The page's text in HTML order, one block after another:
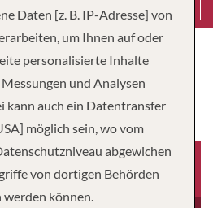
Besatzung
Daten [z. B. IP-Adresse] von
um Ihnen auf oder
personalisierte Inhalte
und Analysen
kann auch ein Datentransfer
möglich sein, wo vom
abgewichen
von dortigen Behörden
werden können.